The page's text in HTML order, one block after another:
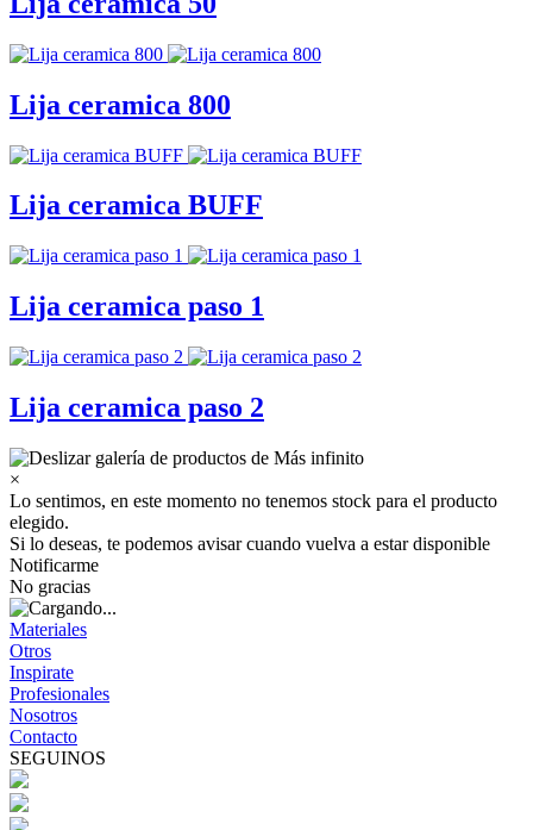
Lija ceramica 800
Lija ceramica BUFF
Lija ceramica paso 1
Lija ceramica paso 2
×
Lo sentimos, en este momento no tenemos stock para el producto
elegido.
Si lo deseas, te podemos avisar cuando vuelva a estar disponible
Notificarme
No gracias
Materiales
Otros
Inspirate
Profesionales
Nosotros
Contacto
SEGUINOS